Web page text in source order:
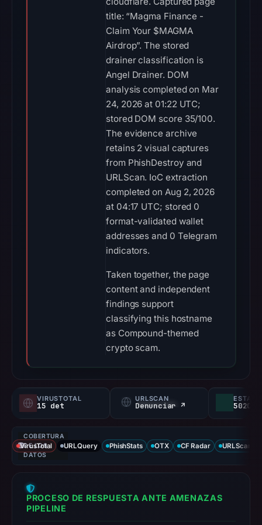
title: “Magma Finance -
Claim Your $MAGMA
Airdrop”. The stored
drainer classification is
Angel Drainer. DOM
analysis completed on Mar
24, 2026 at 01:22 UTC;
stored DOM score 35/100.
The evidence archive
retains 2 visual captures
from PhishDestroy and
URLScan. IoC extraction
completed on Aug 2, 2026
at 04:17 UTC; stored 0
format-validated wallet
addresses and 0 Telegram
indicators.
Taken together, the page
content and independent
findings support
classifying this hostname
as Compound-themed
crypto scam.
VIRUSTOTAL
15 det
URLSCAN
Denunciar ↗
COBERTURA
DE LOS
DATOS
VirusTotal URLQuery PhishStats OTX CF Radar URLScan
PROCESO DE RESPUESTA ANTE AMENAZAS
PIPELINE